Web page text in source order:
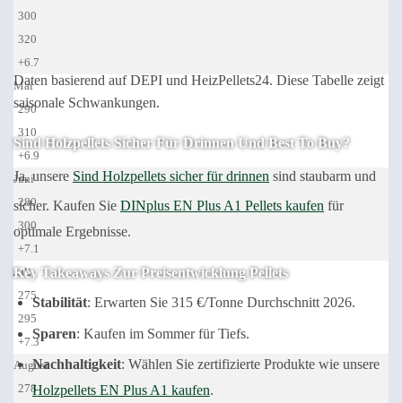
300
320
+6.7
Mai
290
310
+6.9
Juni
280
300
+7.1
Juli
275
295
+7.3
August
278
Daten basierend auf DEPI und HeizPellets24. Diese Tabelle zeigt
saisonale Schwankungen.
Sind Holzpellets Sicher Für Drinnen Und Best To Buy?
Ja, unsere Sind Holzpellets sicher für drinnen sind staubarm und
sicher. Kaufen Sie DINplus EN Plus A1 Pellets kaufen für
optimale Ergebnisse.
Key Takeaways Zur Preisentwicklung Pellets
Stabilität: Erwarten Sie 315 €/Tonne Durchschnitt 2026.
Sparen: Kaufen im Sommer für Tiefs.
Nachhaltigkeit: Wählen Sie zertifizierte Produkte wie unsere
Holzpellets EN Plus A1 kaufen.